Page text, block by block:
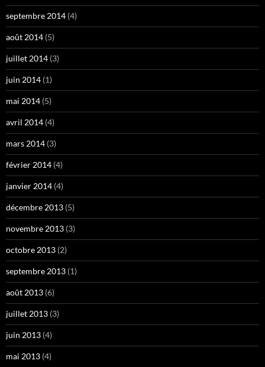
septembre 2014 (4)
août 2014 (5)
juillet 2014 (3)
juin 2014 (1)
mai 2014 (5)
avril 2014 (4)
mars 2014 (3)
février 2014 (4)
janvier 2014 (4)
décembre 2013 (5)
novembre 2013 (3)
octobre 2013 (2)
septembre 2013 (1)
août 2013 (6)
juillet 2013 (3)
juin 2013 (4)
mai 2013 (4)